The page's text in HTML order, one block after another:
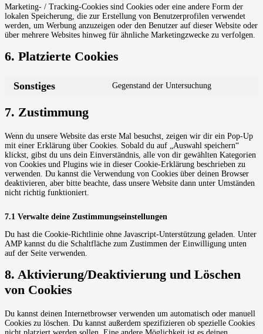
Marketing- / Tracking-Cookies sind Cookies oder eine andere Form der
lokalen Speicherung, die zur Erstellung von Benutzerprofilen verwendet
werden, um Werbung anzuzeigen oder den Benutzer auf dieser Website oder
über mehrere Websites hinweg für ähnliche Marketingzwecke zu verfolgen.
6. Platzierte Cookies
Sonstiges Gegenstand der Untersuchung
7. Zustimmung
Wenn du unsere Website das erste Mal besuchst, zeigen wir dir ein Pop-Up
mit einer Erklärung über Cookies. Sobald du auf „Auswahl speichern“
klickst, gibst du uns dein Einverständnis, alle von dir gewählten Kategorien
von Cookies und Plugins wie in dieser Cookie-Erklärung beschrieben zu
verwenden. Du kannst die Verwendung von Cookies über deinen Browser
deaktivieren, aber bitte beachte, dass unsere Website dann unter Umständen
nicht richtig funktioniert.
7.1 Verwalte deine Zustimmungseinstellungen
Du hast die Cookie-Richtlinie ohne Javascript-Unterstützung geladen. Unter
AMP kannst du die Schaltfläche zum Zustimmen der Einwilligung unten
auf der Seite verwenden.
8. Aktivierung/Deaktivierung und Löschen
von Cookies
Du kannst deinen Internetbrowser verwenden um automatisch oder manuell
Cookies zu löschen. Du kannst außerdem spezifizieren ob spezielle Cookies